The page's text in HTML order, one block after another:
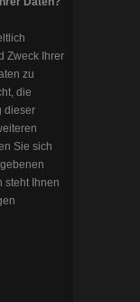
Zweck Ihrer
zu
die
dieser
Sie sich
steht Ihnen